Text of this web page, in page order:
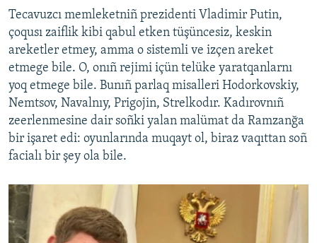
Tecavuzcı memleketniñ prezidenti Vladimir Putin,
çoqusı zaiflik kibi qabul etken tüşüncesiz, keskin
areketler etmey, amma o sistemli ve izçen areket
etmege bile. O, onıñ rejimi içün telüke yaratqanlarnı
yoq etmege bile. Bunıñ parlaq misalleri Hodorkovskiy,
Nemtsov, Navalnıy, Prigojin, Strelkodır. Kadırovnıñ
zeerlenmesine dair soñki yalan malümat da Ramzanğa
bir işaret edi: oyunlarında muqayt ol, biraz vaqıttan soñ
facialı bir şey ola bile.